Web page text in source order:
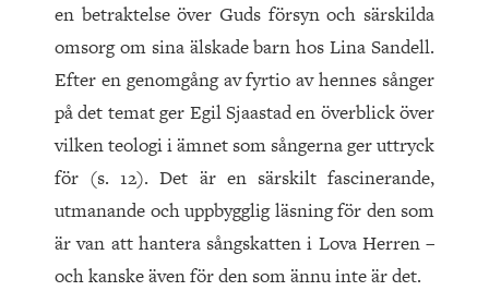
en betraktelse över Guds försyn och särskilda
omsorg om sina älskade barn hos Lina Sandell.
Efter en genomgång av fyrtio av hennes sånger
på det temat ger Egil Sjaastad en överblick över
vilken teologi i ämnet som sångerna ger uttryck
för (s. 12). Det är en särskilt fascinerande,
utmanande och uppbygglig läsning för den som
är van att hantera sångskatten i Lova Herren –
och kanske även för den som ännu inte är det.